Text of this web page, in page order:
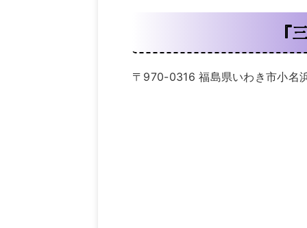
『
〒970-0316 福島県いわき市小名